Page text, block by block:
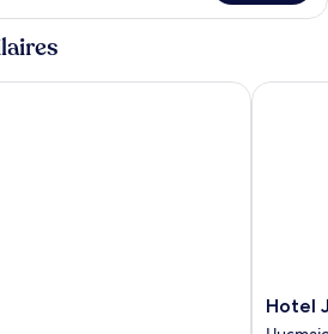
Hotel
JS
Hotel
Hotel